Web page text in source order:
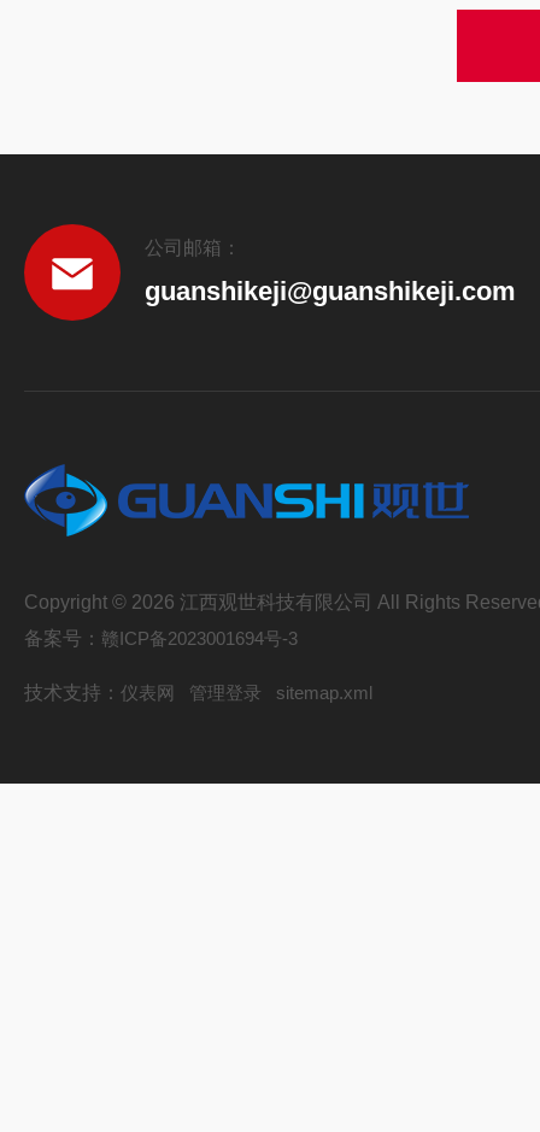
公司邮箱：
guanshikeji@guanshikeji.com
Copyright © 2026 江西观世科技有限公司 All Rights
备案号： 赣ICP备2023001694号-3
技术支持： 仪表网 管理登录 sitemap.xml